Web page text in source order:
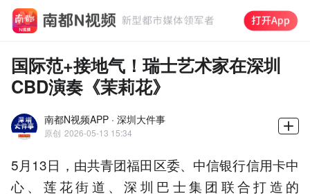
国际范+接地气！瑞士艺术家在深圳
CBD演奏《茉莉花》
南都N视频APP · 深圳大件事
原创 2026-05-13 15:34
5月13日，由共青团福田区委、中信银行信用卡中
心、莲花街道、深圳巴士集团联合打造的